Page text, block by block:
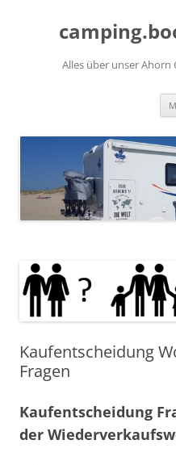
springen
Alles über unser Ahorn
Kaufentscheidung
Fragen
Kaufentscheidung
der